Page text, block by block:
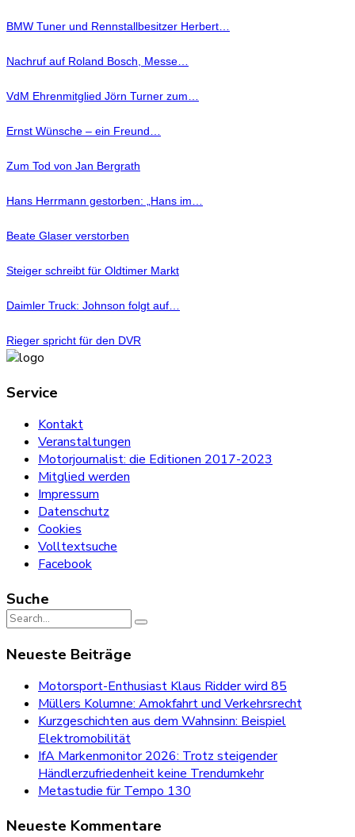
BMW Tuner und Rennstallbesitzer Herbert…
Nachruf auf Roland Bosch, Messe…
VdM Ehrenmitglied Jörn Turner zum…
Ernst Wünsche – ein Freund…
Zum Tod von Jan Bergrath
Hans Herrmann gestorben: „Hans im…
Beate Glaser verstorben
Steiger schreibt für Oldtimer Markt
Daimler Truck: Johnson folgt auf…
Rieger spricht für den DVR
Service
Kontakt
Veranstaltungen
Motorjournalist: die Editionen 2017-2023
Mitglied werden
Impressum
Datenschutz
Cookies
Volltextsuche
Facebook
Suche
Search
for:
Neueste Beiträge
Motorsport-Enthusiast Klaus Ridder wird 85
Müllers Kolumne: Amokfahrt und Verkehrsrecht
Kurzgeschichten aus dem Wahnsinn: Beispiel
Elektromobilität
IfA Markenmonitor 2026: Trotz steigender
Händlerzufriedenheit keine Trendumkehr
Metastudie für Tempo 130
Neueste Kommentare